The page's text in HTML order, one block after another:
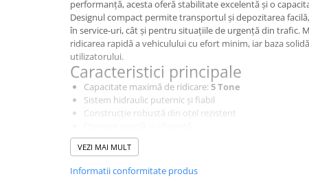
performanță, acesta oferă stabilitate excelentă și o
Designul compact permite transportul și depozitarea
în service-uri, cât și pentru situațiile de urgență din trafic.
ridicarea rapidă a vehiculului cu efort minim, iar baza
utilizatorului.
Caracteristici principale
Capacitate maximă de ridicare:5 Tone
Sistem hidraulic puternic și fiabil
Construcție robustă din oțel rezistent
Stabilitate ridicată în timpul utilizării
Dimensiuni compacte pentru depozitare ușoară
Potrivit pentru autoturisme, SUV-uri și autoutilitare
Avantaje
VEZI MAI MULT
Informatii conformitate produs